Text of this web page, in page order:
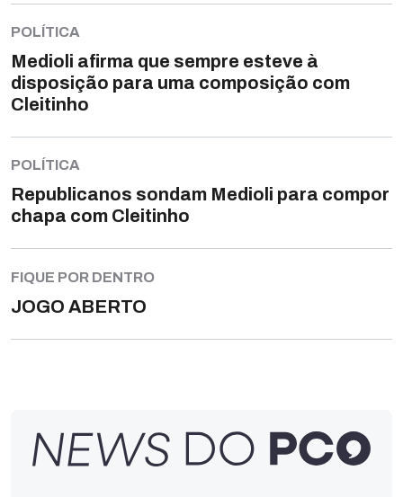
POLÍTICA
Medioli afirma que sempre esteve à
disposição para uma composição com
Cleitinho
POLÍTICA
Republicanos sondam Medioli para compor
chapa com Cleitinho
FIQUE POR DENTRO
JOGO ABERTO